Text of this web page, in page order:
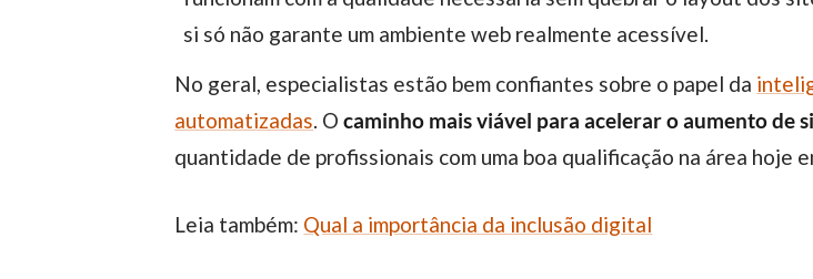
si só não garante um ambiente web realmente acessível.
No geral, especialistas estão bem confiantes sobre o papel da
automatizadas . Ocaminho mais viável para acelerar o aumento de
quantidade de profissionais com uma boa qualificação na área hoje
Leia também: Qual a importância da inclusão digital